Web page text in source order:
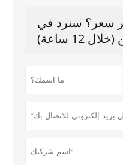
سعر؟ سنرد في
ساعة)